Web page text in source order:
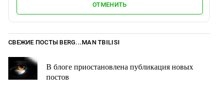
ОТМЕНИТЬ
СВЕЖИЕ ПОСТЫ BERG...MAN TBILISI
В блоге приостановлена публикация новых
постов